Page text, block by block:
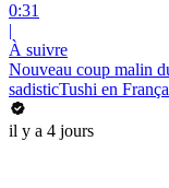
0:31
|
À suivre
Nouveau coup malin
sadisticTushi en
il y a 4 jours